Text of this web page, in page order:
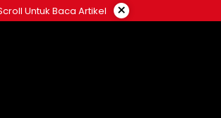
Untuk Baca Artikel ×